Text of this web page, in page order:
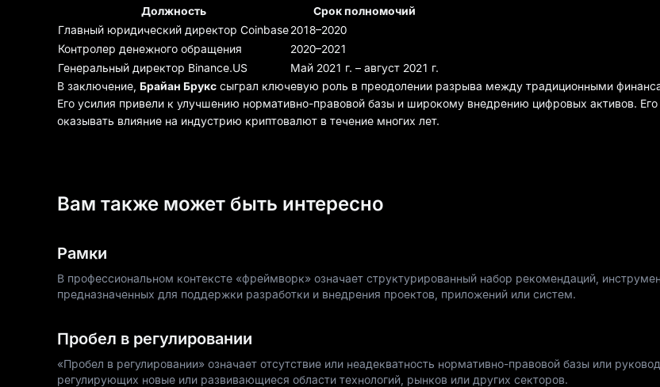
Должность
Срок полномочий
Главный юридический директор Coinbase2018–2020
Контролер денежного обращения
2020–2021
Генеральный директор Binance.US
Май 2021 г. – август 2021 г.
В заключение, Брайан Брукс сыграл ключевую роль в преодолении разрыва между традиционными
Его усилия привели к улучшению нормативно-правовой базы и широкому внедрению цифровых активов.
оказывать влияние на индустрию криптовалют в течение многих лет.
Вам также может быть интересно
Рамки
В профессиональном контексте «фреймворк» означает структурированный набор рекомендаций,
предназначенных для поддержки разработки и внедрения проектов, приложений или систем.
Пробел в регулировании
«Пробел в регулировании» означает отсутствие или неадекватность нормативно-правовой базы или
регулирующих новые или развивающиеся области технологий, рынков или других секторов.